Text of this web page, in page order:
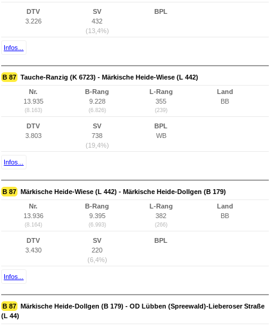
DTV
3.226
SV
432
(13,4%)
BPL
Infos...
B 87 Tauche-Ranzig (K 6723) - Märkische Heide-Wiese (L 442)
Nr.
13.935
(8.163)
B-Rang
9.228
(6.826)
L-Rang
355
(239)
Land
BB
DTV
3.803
SV
738
(19,4%)
BPL
WB
Infos...
B 87 Märkische Heide-Wiese (L 442) - Märkische Heide-Dollgen (B 179)
Nr.
13.936
(8.164)
B-Rang
9.395
(6.993)
L-Rang
382
(266)
Land
BB
DTV
3.430
SV
220
(6,4%)
BPL
Infos...
B 87 Märkische Heide-Dollgen (B 179) - OD Lübben (Spreewald)-Lieberoser Straße
(L 44)